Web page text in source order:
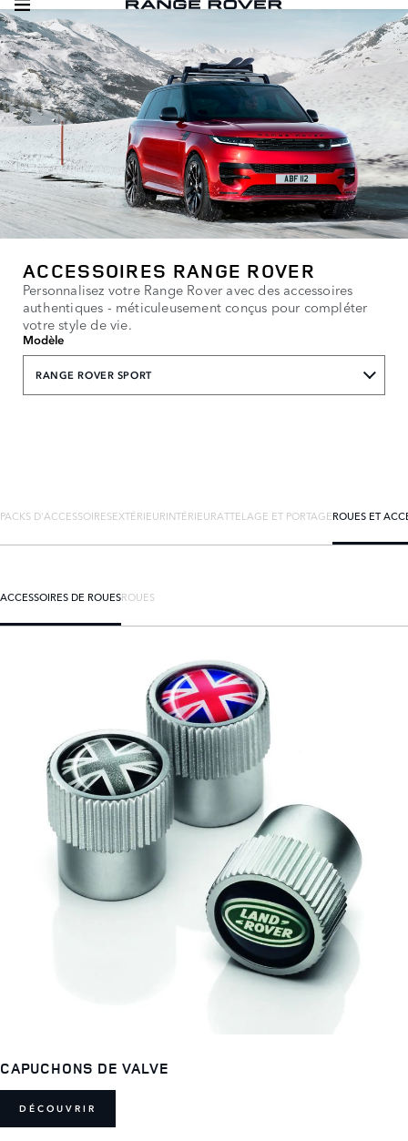
ACCESSOIRES RANGE ROVER
Personnalisez votre Range Rover avec des accessoires
authentiques - méticuleusement conçus pour compléter
votre style de vie.
Modèle
RANGE ROVER SPORT
PACKS D'ACCESSOIRESEXTÉRIEURINTÉRIEURATTELAGE ET PORTAGEROUES ET
ACCESSOIRES DE ROUESROUES
CAPUCHONS DE VALVE
DÉCOUVRIR